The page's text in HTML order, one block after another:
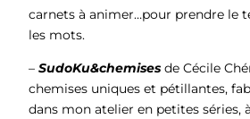
carnets à animer…pour prendre le
les mots.
– SudoKu&chemises de Cécile
chemises uniques et pétillantes,
dans mon atelier en petites séries,